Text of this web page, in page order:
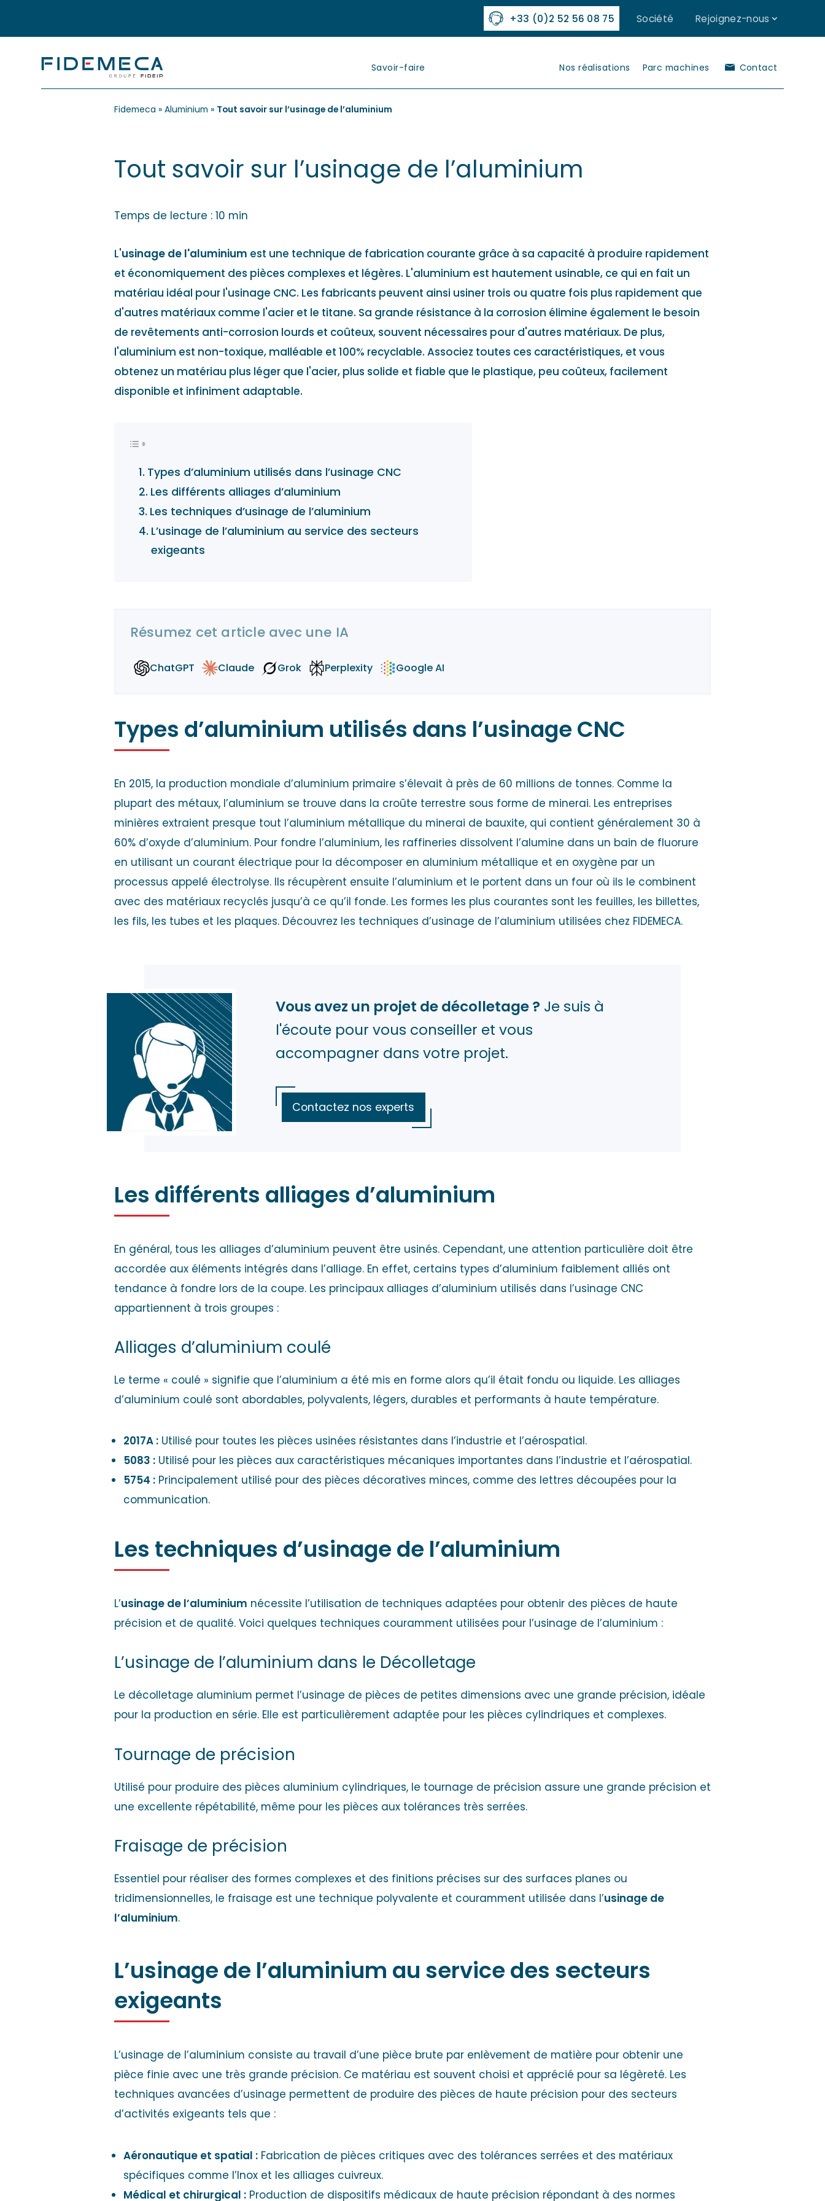
+33 (0)2 52 56 08 75 Société Rejoignez-nous
Savoir-faire Nos réalisations Parc machines Contact
Fidemeca » Aluminium » Tout savoir sur l’usinage de l’aluminium
Tout savoir sur l’usinage de l’aluminium
Temps de lecture : 10 min
L'usinage de l'aluminium est une technique de fabrication courante grâce à sa capacité à produire rapidement
et économiquement des pièces complexes et légères. L'aluminium est hautement usinable, ce qui en fait un
matériau idéal pour l'usinage CNC. Les fabricants peuvent ainsi usiner trois ou quatre fois plus rapidement que
d'autres matériaux comme l'acier et le titane. Sa grande résistance à la corrosion élimine également le besoin
de revêtements anti-corrosion lourds et coûteux, souvent nécessaires pour d'autres matériaux. De plus,
l'aluminium est non-toxique, malléable et 100% recyclable. Associez toutes ces caractéristiques, et vous
obtenez un matériau plus léger que l'acier, plus solide et fiable que le plastique, peu coûteux, facilement
disponible et infiniment adaptable.
Types d’aluminium utilisés dans l’usinage CNC
Les différents alliages d’aluminium
Les techniques d’usinage de l’aluminium
L’usinage de l’aluminium au service des secteurs
exigeants
Résumez cet article avec une IA
ChatGPT Claude Grok Perplexity Google AI
Types d’aluminium utilisés dans l’usinage CNC
En 2015, la production mondiale d’aluminium primaire s’élevait à près de 60 millions de tonnes. Comme la
plupart des métaux, l’aluminium se trouve dans la croûte terrestre sous forme de minerai. Les entreprises
minières extraient presque tout l’aluminium métallique du minerai de bauxite, qui contient généralement 30 à
60% d’oxyde d’aluminium. Pour fondre l’aluminium, les raffineries dissolvent l’alumine dans un bain de fluorure
en utilisant un courant électrique pour la décomposer en aluminium métallique et en oxygène par un
processus appelé électrolyse. Ils récupèrent ensuite l’aluminium et le portent dans un four où ils le combinent
avec des matériaux recyclés jusqu’à ce qu’il fonde. Les formes les plus courantes sont les feuilles, les billettes,
les fils, les tubes et les plaques. Découvrez les techniques d’usinage de l’aluminium utilisées chez FIDEMECA.
Vous avez un projet de décolletage ? Je suis à
l'écoute pour vous conseiller et vous
accompagner dans votre projet.
Contactez nos experts
Les différents alliages d’aluminium
En général, tous les alliages d’aluminium peuvent être usinés. Cependant, une attention particulière doit être
accordée aux éléments intégrés dans l’alliage. En effet, certains types d’aluminium faiblement alliés ont
tendance à fondre lors de la coupe. Les principaux alliages d’aluminium utilisés dans l’usinage CNC
appartiennent à trois groupes :
Alliages d’aluminium coulé
Le terme « coulé » signifie que l’aluminium a été mis en forme alors qu’il était fondu ou liquide. Les alliages
d’aluminium coulé sont abordables, polyvalents, légers, durables et performants à haute température.
2017A : Utilisé pour toutes les pièces usinées résistantes dans l’industrie et l’aérospatial.
5083 : Utilisé pour les pièces aux caractéristiques mécaniques importantes dans l’industrie et l’aérospatial.
5754 : Principalement utilisé pour des pièces décoratives minces, comme des lettres découpées pour la
communication.
Les techniques d’usinage de l’aluminium
L’usinage de l’aluminium nécessite l’utilisation de techniques adaptées pour obtenir des pièces de haute
précision et de qualité. Voici quelques techniques couramment utilisées pour l’usinage de l’aluminium :
L’usinage de l’aluminium dans le Décolletage
Le décolletage aluminium permet l’usinage de pièces de petites dimensions avec une grande précision, idéale
pour la production en série. Elle est particulièrement adaptée pour les pièces cylindriques et complexes.
Tournage de précision
Utilisé pour produire des pièces aluminium cylindriques, le tournage de précision assure une grande précision et
une excellente répétabilité, même pour les pièces aux tolérances très serrées.
Fraisage de précision
Essentiel pour réaliser des formes complexes et des finitions précises sur des surfaces planes ou
tridimensionnelles, le fraisage est une technique polyvalente et couramment utilisée dans l’usinage de
l’aluminium.
L’usinage de l’aluminium au service des secteurs
exigeants
L’usinage de l’aluminium consiste au travail d’une pièce brute par enlèvement de matière pour obtenir une
pièce finie avec une très grande précision. Ce matériau est souvent choisi et apprécié pour sa légèreté. Les
techniques avancées d’usinage permettent de produire des pièces de haute précision pour des secteurs
d’activités exigeants tels que :
Aéronautique et spatial : Fabrication de pièces critiques avec des tolérances serrées et des matériaux
spécifiques comme l’Inox et les alliages cuivreux.
Médical et chirurgical : Production de dispositifs médicaux de haute précision répondant à des normes